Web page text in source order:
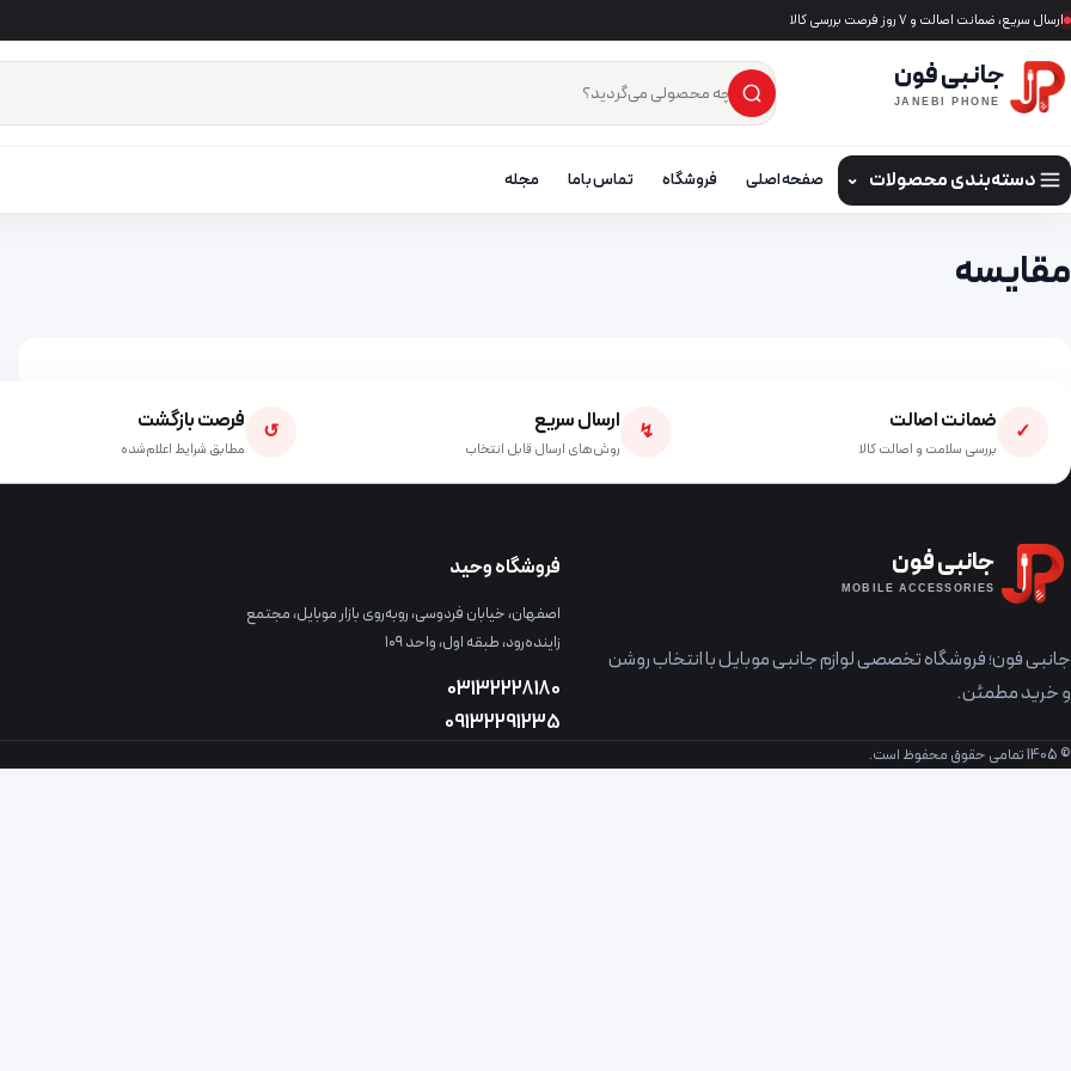
ارسال سریع، ضمانت اصالت و ۷ روز فرصت بررسی کالا
جانبی فون
JANEBI PHONE
×
دسته‌بندی محصولات ⌄ صفحه اصلی فروشگاه تماس باما مجله
مقایسه
✓ ضمانت اصالت
بررسی سلامت و اصالت کالا
↯ ارسال سریع
روش‌های ارسال قابل انتخاب
↺ فرصت بازگشت
مطابق شرایط اعلام‌شده
جانبی فون
MOBILE ACCESSORIES
جانبی فون؛ فروشگاه تخصصی لوازم جانبی موبایل با انتخاب روشن
و خرید مطمئن.
فروشگاه وحید
اصفهان، خیابان فردوسی، روبه‌روی بازار موبایل، مجتمع
زاینده‌رود، طبقه اول، واحد ۱۰۹
03132228180
09132291235
© 1405 تمامی حقوق محفوظ است.